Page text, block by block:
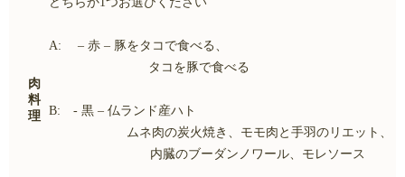
肉
料
理
A:–赤 – 豚をタコで食べる、
タコを豚で食べる
B: - 黒 –仏ランド産ハト
ムネ肉の炭火焼き、モモ肉と手羽のリエット、
内臓のブーダンノワール、モレソース